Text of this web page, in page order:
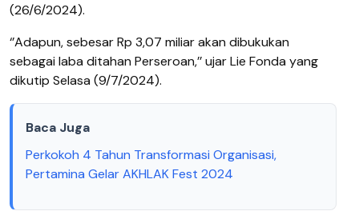
(26/6/2024).
‘’Adapun, sebesar Rp 3,07 miliar akan dibukukan
sebagai laba ditahan Perseroan,’’ ujar Lie Fonda yang
dikutip Selasa (9/7/2024).
Baca Juga
Perkokoh 4 Tahun Transformasi Organisasi,
Pertamina Gelar AKHLAK Fest 2024